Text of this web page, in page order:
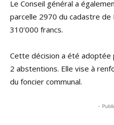
Le Conseil général a
parcelle 2970 du cadastre
310’000 francs.
Cette décision a été
2 abstentions. Elle vise à
du foncier communal.
-